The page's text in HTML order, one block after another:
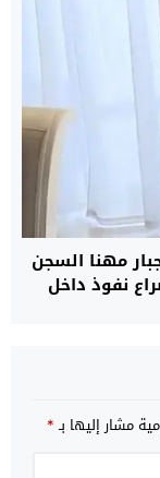
مهنا السجن
نفوذ داخل
مشار إليها بـ*